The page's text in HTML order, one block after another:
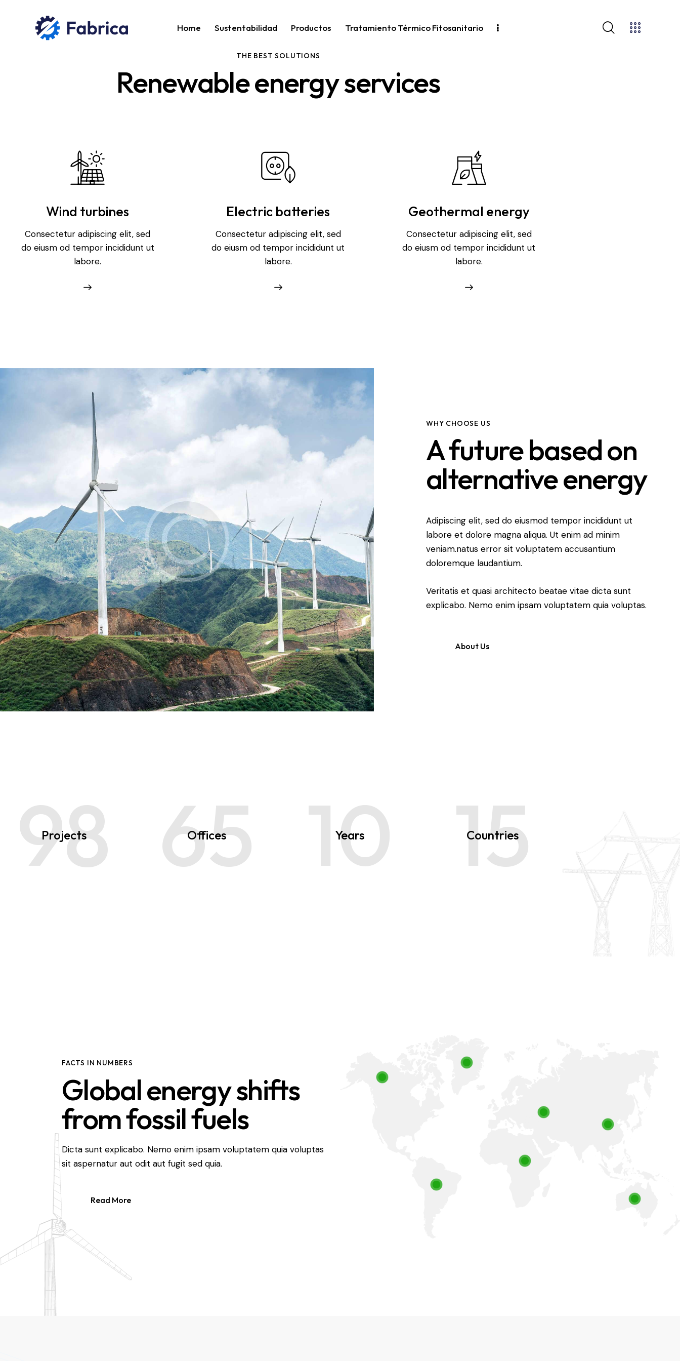
Home Sustentabilidad Productos Tratamiento Térmico Fitosanitario
THE BEST SOLUTIONS
Renewable energy services
Wind turbines
Consectetur adipiscing elit, sed
do eiusm od tempor incididunt ut
labore.
Electric batteries
Consectetur adipiscing elit, sed
do eiusm od tempor incididunt ut
labore.
Geothermal energy
Consectetur adipiscing elit, sed
do eiusm od tempor incididunt ut
labore.
WHY CHOOSE US
A future based on
alternative energy
Adipiscing elit, sed do eiusmod tempor incididunt ut
labore et dolore magna aliqua. Ut enim ad minim
veniam.natus error sit voluptatem accusantium
doloremque laudantium.
Veritatis et quasi architecto beatae vitae dicta sunt
explicabo. Nemo enim ipsam voluptatem quia voluptas.
About Us
98
Projects 65
Offices 10
Years 15
Countries
FACTS IN NUMBERS
Global energy shifts
from fossil fuels
Dicta sunt explicabo. Nemo enim ipsam voluptatem quia voluptas
sit aspernatur aut odit aut fugit sed quia.
Read More